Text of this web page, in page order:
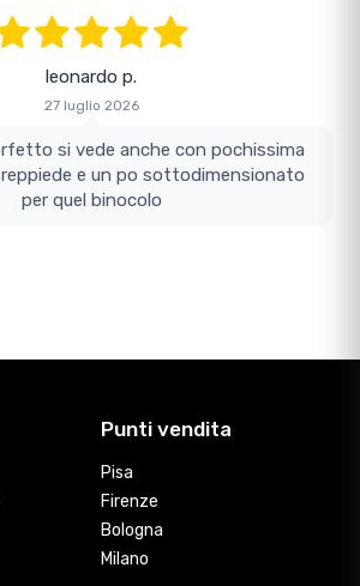
leonardo p.
27 luglio 2026
pochissima
e un po sottodimensionato
per quel binocolo
Punti vendita
Pisa
Firenze
Bologna
Milano